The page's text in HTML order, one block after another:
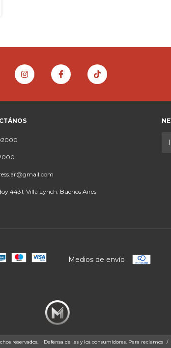
4431, Villa Lynch. Buenos Aires
Medios de envío
reservados. Defensa de las y los consumidores. Para reclamos /